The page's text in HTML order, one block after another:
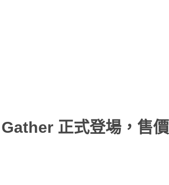
正式登場，售